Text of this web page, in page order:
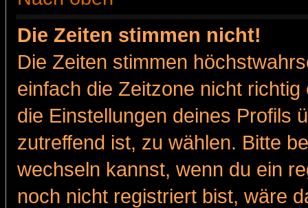
Die Zeiten stimmen nicht!
Die Zeiten stimmen
einfach die Zeitzone nicht
die Einstellungen deines Profils
zutreffend ist, zu wählen. Bitte
wechseln kannst, wenn du ein
noch nicht registriert bist, wäre